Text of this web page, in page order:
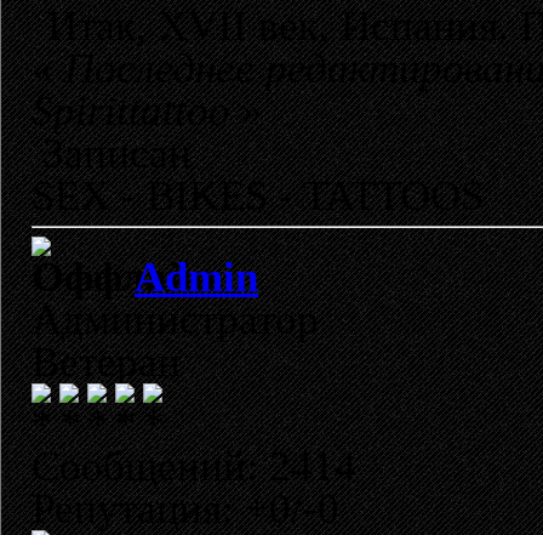
Итак, XVII век, Испания.
«Последнее
Spirittattoo»
Записан
SEX - BIKES - TATTOOS
Admin
Администратор
Ветеран
Сообщений: 2414
Репутация: +0/-0